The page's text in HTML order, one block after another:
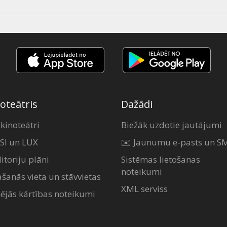
un LUX
plāni
vieta un stāvvietas
kārtības noteikumi
Dažādi
Biežāk uzdotie jautājumi
✉️ Jaunumu e-pasts un
Sistēmas lietošanas
noteikumi
XML serviss